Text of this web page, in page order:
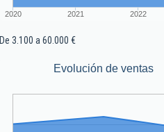
2020 2021 2022
De 3.100 a 60.000 €
Evolución de ventas